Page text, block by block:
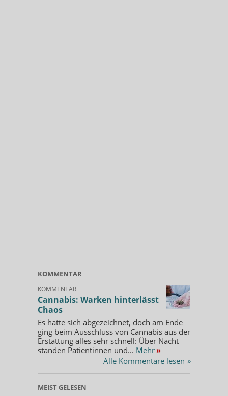
KOMMENTAR
KOMMENTAR
Cannabis: Warken hinterlässt
Chaos
Es hatte sich abgezeichnet, doch am Ende
ging beim Ausschluss von Cannabis aus der
Erstattung alles sehr schnell: Über Nacht
standen Patientinnen und... Mehr »
Alle Kommentare lesen »
MEIST GELESEN